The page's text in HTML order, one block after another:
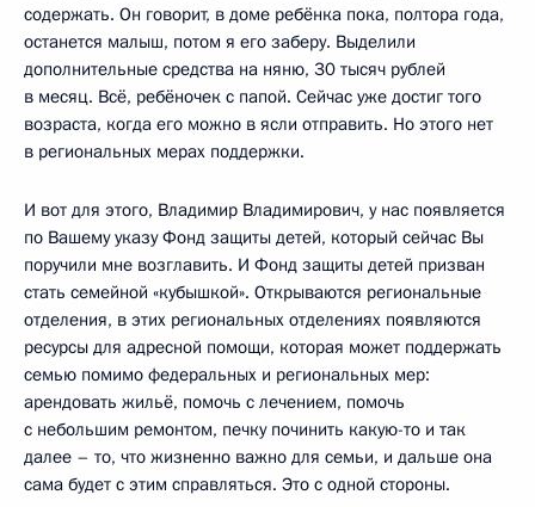
содержать. Он говорит, в доме ребёнка пока, полтора года,
останется малыш, потом я его заберу. Выделили
дополнительные средства на няню, 30 тысяч рублей
в месяц. Всё, ребёночек с папой. Сейчас уже достиг того
возраста, когда его можно в ясли отправить. Но этого нет
в региональных мерах поддержки.
И вот для этого, Владимир Владимирович, у нас появляется
по Вашему указу Фонд защиты детей, который сейчас Вы
поручили мне возглавить. И Фонд защиты детей призван
стать семейной «кубышкой». Открываются региональные
отделения, в этих региональных отделениях появляются
ресурсы для адресной помощи, которая может поддержать
семью помимо федеральных и региональных мер:
арендовать жильё, помочь с лечением, помочь
с небольшим ремонтом, печку починить какую-то и так
далее – то, что жизненно важно для семьи, и дальше она
сама будет с этим справляться. Это с одной стороны.